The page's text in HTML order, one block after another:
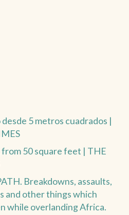
5 metros cuadrados |
50 square feet | THE
Breakdowns, assaults,
and other things which
while overlanding Africa.